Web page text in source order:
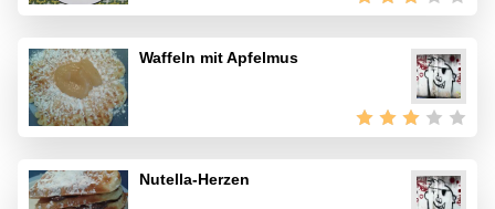
Waffeln mit Apfelmus
Nutella-Herzen